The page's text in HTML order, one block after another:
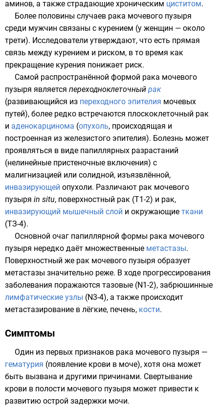
аминов, а также страдающие хроническим циститом.
Более половины случаев рака мочевого пузыря
среди мужчин связаны с курением (у женщин — около
трети). Исследователи утверждают, что есть прямая
связь между курением и риском, в то время как
прекращение курения понижает риск.
Самой распространённой формой рака мочевого
пузыря является переходноклеточный рак
(развивающийся из переходного эпителия мочевых
путей), более редко встречаются плоскоклеточный рак
и аденокарцинома (опухоль, происходящая и
построенная из железистого эпителия). Болезнь может
проявляться в виде папиллярных разрастаний
(нелинейные пристеночные включения) с
малигнизацией или солидной, изъязвлённой,
инвазирующей опухоли. Различают рак мочевого
пузыря in situ, поверхностный рак (Т1-2) и рак,
инвазирующий мышечный слой и окружающие ткани
(ТЗ-4).
Основной очаг папиллярной формы рака мочевого
пузыря нередко даёт множественные метастазы.
Поверхностный же рак мочевого пузыря образует
метастазы значительно реже. В ходе прогрессирования
заболевания поражаются тазовые (N1-2), забрюшинные
лимфатические узлы (N3-4), а также происходит
метастазирование в лёгкие, печень, кости.
Симптомы
Один из первых признаков рака мочевого пузыря —
гематурия (появление крови в моче), хотя она может
быть вызвана и другими причинами. Свертывание
крови в полости мочевого пузыря может привести к
развитию острой задержки мочи.